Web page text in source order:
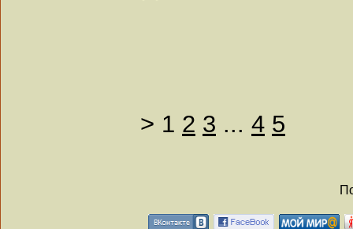
> 1 2 3 ... 4 5